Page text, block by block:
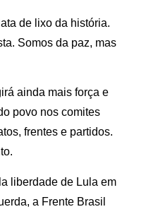
de lixo da história.
Somos da paz, mas
ainda mais força e
povo nos comites
frentes e partidos.
liberdade de Lula em
a Frente Brasil